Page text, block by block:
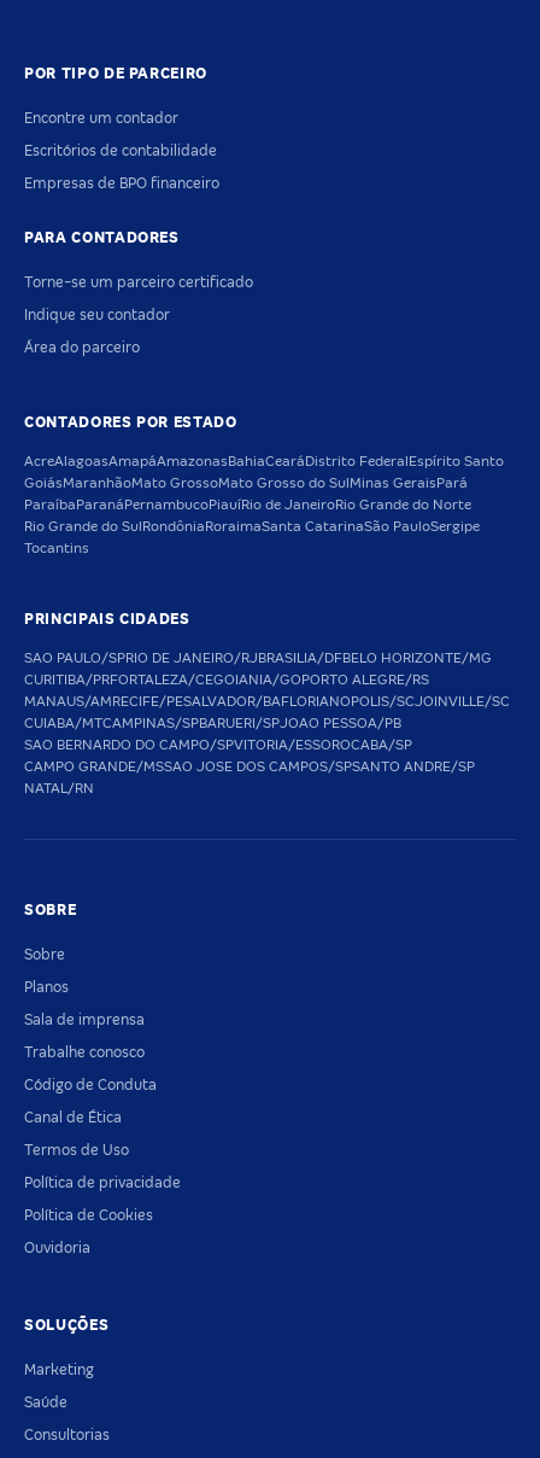
POR TIPO DE PARCEIRO
Encontre um contador
Escritórios de contabilidade
Empresas de BPO financeiro
PARA CONTADORES
Torne-se um parceiro certificado
Indique seu contador
Área do parceiro
CONTADORES POR ESTADO
AcreAlagoasAmapáAmazonas BahiaCeará Distrito Federal Espírito Santo
GoiásMaranhãoMato GrossoMato Grosso do Sul Minas Gerais Pará
Paraíba Paraná PernambucoPiauíRio de JaneiroRio Grande do Norte
Rio Grande do Sul Rondônia RoraimaSanta CatarinaSão PauloSergipe
Tocantins
PRINCIPAIS CIDADES
SAO PAULO/SPRIO DE JANEIRO/RJBRASILIA/DFBELO HORIZONTE/MG
CURITIBA/PRFORTALEZA/CEGOIANIA/GOPORTO ALEGRE/RS
MANAUS/AMRECIFE/PESALVADOR/BAFLORIANOPOLIS/SCJOINVILLE/SC
CUIABA/MTCAMPINAS/SPBARUERI/SPJOAO PESSOA/PB
SAO BERNARDO DO CAMPO/SPVITORIA/ESSOROCABA/SP
CAMPO GRANDE/MSSAO JOSE DOS CAMPOS/SPSANTO ANDRE/SP
NATAL/RN
SOBRE
Sobre
Planos
Sala de imprensa
Trabalhe conosco
Código de Conduta
Canal de Ética
Termos de Uso
Política de privacidade
Política de Cookies
Ouvidoria
SOLUÇÕES
Marketing
Saúde
Consultorias